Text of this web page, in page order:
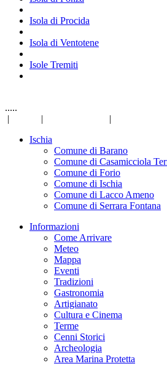
Isola di Procida
Isola di Ventotene
Isole Tremiti
.....
|
| |
Ischia
Comune di Barano
Comune di Casamicciola
Comune di Forio
Comune di Ischia
Comune di Lacco Ameno
Comune di Serrara Fontana
Informazioni
Come Arrivare
Meteo
Mappa
Eventi
Tradizioni
Gastronomia
Artigianato
Cultura e Cinema
Terme
Cenni Storici
Archeologia
Area Marina Protetta